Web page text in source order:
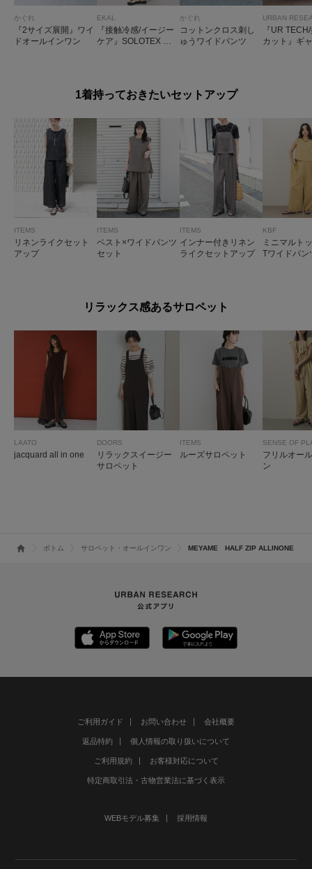
かぐれ
『2サイズ展開』ワイ
ドオールインワン
EKAL
『接触冷感/イージー
ケア』SOLOTEX ワ
かぐれ
コットンクロス刺し
ゅうワイドパンツ
URBAN
『UR
カット』ギ
1着持っておきたいセットアップ
ITEMS
リネンライクセット
アップ
ITEMS
ベスト×ワイドパンツ
セット
ITEMS
インナー付きリネン
ライクセットアップ
KBF
ミニマルト
Tワイドパン
リラックス感あるサロペット
LAATO
jacquard all in one
DOORS
リラックスイージー
サロペット
ITEMS
ルーズサロペット
SENSE OF
フリルオー
ン
ボトム サロペット・オールインワン MEYAME HALF ZIP ALLINONE
ご利用ガイド お問い合わせ 会社概要
返品特約 個人情報の取り扱いについて
ご利用規約 お客様対応について
特定商取引法・古物営業法に基づく表示
WEBモデル募集 採用情報